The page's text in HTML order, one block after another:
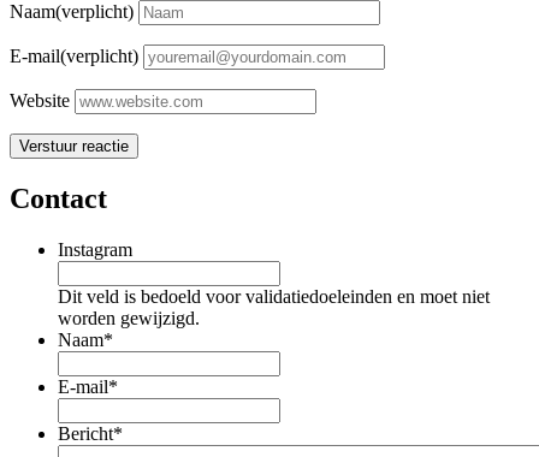
Naam(verplicht)
E-mail(verplicht)
Website
Contact
Instagram
Dit veld is bedoeld voor validatiedoeleinden en moet niet
worden gewijzigd.
Naam*
E-mail*
Bericht*